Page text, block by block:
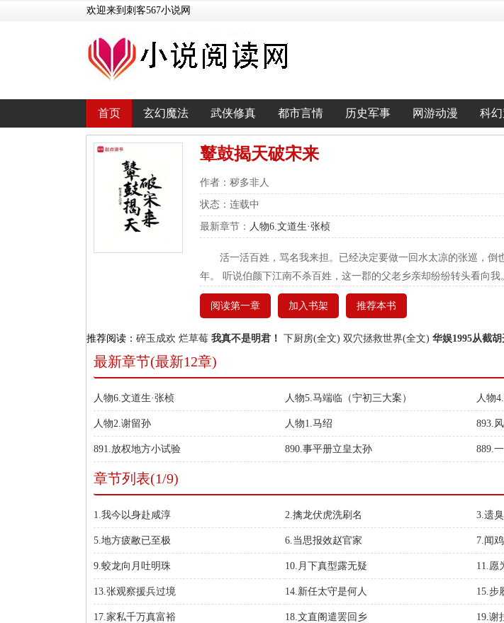
欢迎来到刺客567小说网
首页 玄幻魔法 武侠修真 都市言情 历史军事 网游动漫 科
鼙鼓揭天破宋来
作者：秽多非人
状态：连载中
最新章节： 人物6.文道生·张桢
活一活百姓，骂名我来担。已经决定要做一回水太凉的张巡，
年。 听说伯颜下江南不杀百姓，这一郡的父老乡亲却纷纷转头看向我
阅读第一章 加入书架 推荐本书
推荐阅读： 碎玉成欢 烂草莓 我真不是明君！ 下厨房(全文) 双穴拯救世界(全文) 华娱1995从截
最新章节(最新12章)
人物6.文道生·张桢 人物5.马端临（宁初三大案） 人物
人物2.谢留孙 人物1.马绍 893.
891.放权地方小试验 890.事平册立皇太孙 889.
章节列表(1/9)
1.我今以身赴咸淳 2.擒龙伏虎洗刷名 3.遗
5.地方疲敝已至极 6.当思报效赵官家 7.闻
9.蛟龙向月吐明珠 10.月下真型露无疑 11.愿
13.张观察援兵过境 14.新任太守是何人 15.步
17.家私千万真富裕 18.文直阁遣罢回乡 19.谢